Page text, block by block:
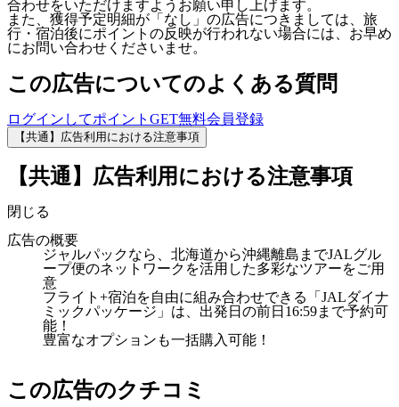
合わせをいただけますようお願い申し上げます。
また、獲得予定明細が「なし」の広告につきましては、旅
行・宿泊後にポイントの反映が行われない場合には、お早め
にお問い合わせくださいませ。
この広告についてのよくある質問
ログインしてポイントGET無料会員登録
【共通】広告利用における注意事項
【共通】広告利用における注意事項
閉じる
広告の概要
ジャルパックなら、北海道から沖縄離島までJALグル
ープ便のネットワークを活用した多彩なツアーをご用
意
フライト+宿泊を自由に組み合わせできる「JALダイナ
ミックパッケージ」は、出発日の前日16:59まで予約可
能！
豊富なオプションも一括購入可能！
この広告のクチコミ